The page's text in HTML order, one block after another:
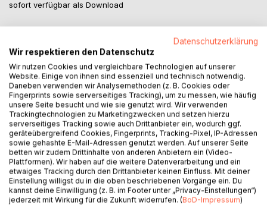
sofort verfügbar als Download
IN DEN WARENKORB
Auf die Merkliste
Titel bewerten
BESCHREIBUNG
Datenschutzerklärung
Wir respektieren den Datenschutz
Wir nutzen Cookies und vergleichbare Technologien auf unserer
Website. Einige von ihnen sind essenziell und technisch notwendig.
Daneben verwenden wir Analysemethoden (z. B. Cookies oder
Fingerprints sowie serverseitiges Tracking), um zu messen, wie häufig
unsere Seite besucht und wie sie genutzt wird. Wir verwenden
Trackingtechnologien zu Marketingzwecken und setzen hierzu
serverseitiges Tracking sowie auch Drittanbieter ein, wodurch ggf.
geräteübergreifend Cookies, Fingerprints, Tracking-Pixel, IP-Adressen
sowie gehashte E-Mail-Adressen genutzt werden. Auf unserer Seite
betten wir zudem Drittinhalte von anderen Anbietern ein (Video-
Plattformen). Wir haben auf die weitere Datenverarbeitung und ein
etwaiges Tracking durch den Drittanbieter keinen Einfluss. Mit deiner
Einstellung willigst du in die oben beschriebenen Vorgänge ein. Du
kannst deine Einwilligung (z. B. im Footer unter „Privacy-Einstellungen“)
jederzeit mit Wirkung für die Zukunft widerrufen. (BoD-Impressum)